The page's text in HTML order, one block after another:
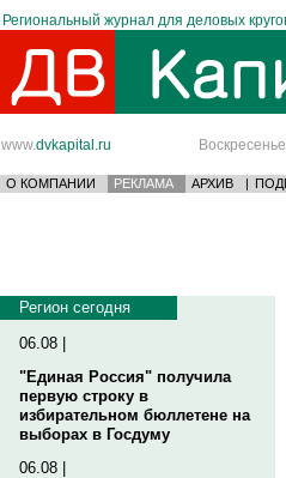
Региональный журнал для деловых
www.dvkapital.ru Воскресенье
О КОМПАНИИ РЕКЛАМА АРХИВ |
Регион сегодня
06.08 |
"Единая Россия" получила
первую строку в
избирательном бюллетене на
выборах в Госдуму
06.08 |